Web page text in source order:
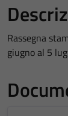
Rassegna
giugno al 5